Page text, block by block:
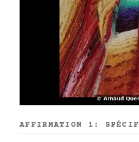
AFFIRMATION 1: